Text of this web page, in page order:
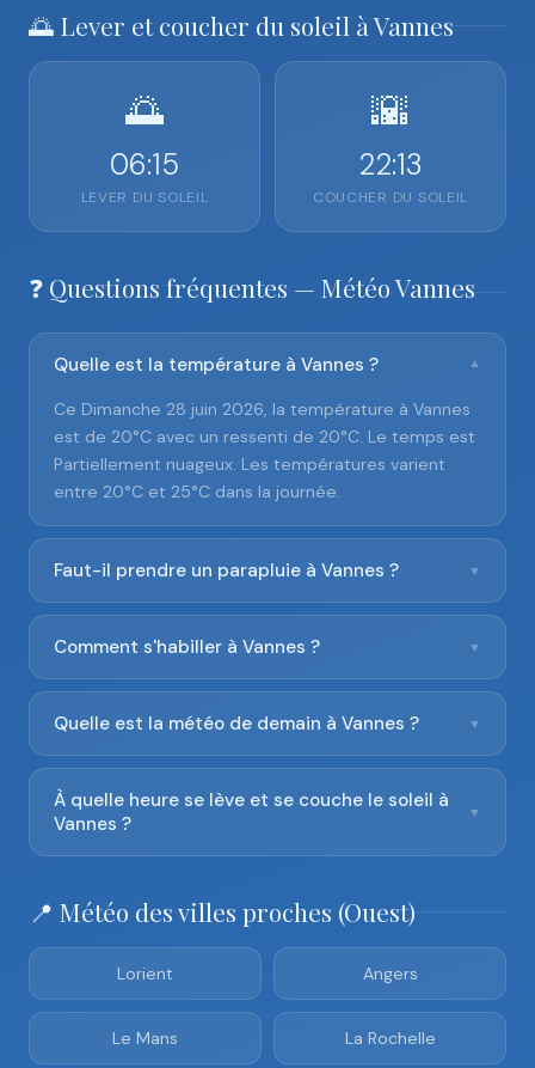
🌅 Lever et coucher du soleil à Vannes
🌅
06:15
LEVER DU SOLEIL
🌇
22:13
COUCHER DU SOLEIL
❓ Questions fréquentes — Météo Vannes
Quelle est la température à Vannes ? ▼
Ce Dimanche 28 juin 2026, la température à Vannes
est de 20°C avec un ressenti de 20°C. Le temps est
Partiellement nuageux. Les températures varient
entre 20°C et 25°C dans la journée.
Faut-il prendre un parapluie à Vannes ? ▼
Comment s'habiller à Vannes ? ▼
Quelle est la météo de demain à Vannes ? ▼
À quelle heure se lève et se couche le soleil à
Vannes ?
▼
📍 Météo des villes proches (Ouest)
Lorient Angers
Le Mans La Rochelle